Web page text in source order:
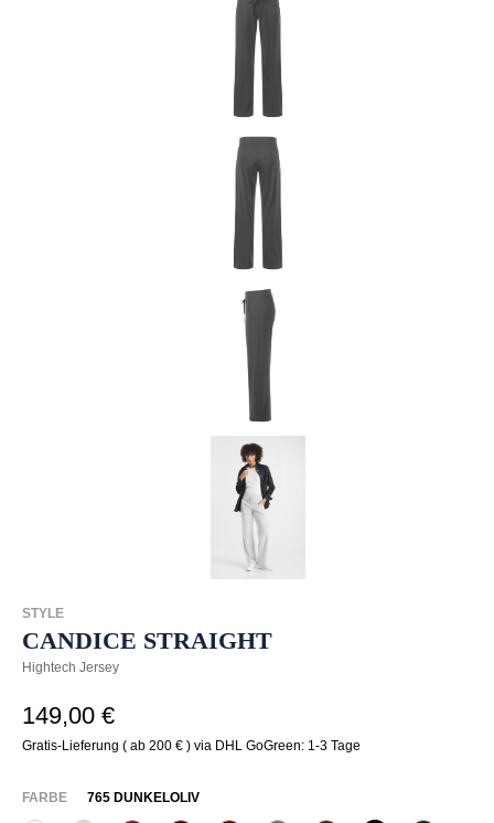
STYLE
CANDICE STRAIGHT
Hightech Jersey
149,00 €
Gratis-Lieferung ( ab 200 € ) via DHL GoGreen: 1-3 Tage
FARBEAUSWÄHLEN
765 DUNKELOLIV